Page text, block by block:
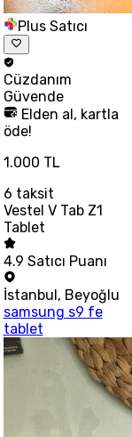
Plus Satıcı
Cüzdanım
Güvende
Elden al, kartla
öde!
1.000 TL
6 taksit
Vestel V Tab Z1
Tablet
4.9 Satıcı Puanı
İstanbul, Beyoğlu
samsung s9 fe
tablet